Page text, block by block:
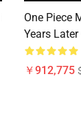
One Piece
Years
￥912,775